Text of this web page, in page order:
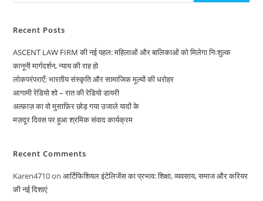
Recent Posts
ASCENT LAW FIRM की नई पहल: महिलाओं और बालिकाओं को मिलेगा निःशुल्क
कानूनी मार्गदर्शन, न्याय की राह हो
लोकपरंपराएँ: भारतीय संस्कृति और सामाजिक मूल्यों की धरोहर
आगामी रेडियो शो – रात की रेडियो डायरी
अल्फ़ाज़ का वो मुसाफ़िर छोड़ गया उजाले यादों के
मज़दूर दिवस पर हुआ श्रमिक संवाद कार्यक्रम
Recent Comments
Karen4710onआर्टिफिशियल इंटेलिजेंस का प्रभाव: शिक्षा, व्यवसाय, समाज और करियर
की नई दिशाएं